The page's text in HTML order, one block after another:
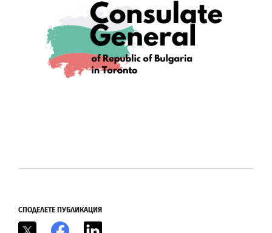
СПОДЕЛЕТЕ ПУБЛИКАЦИЯ
Facebook